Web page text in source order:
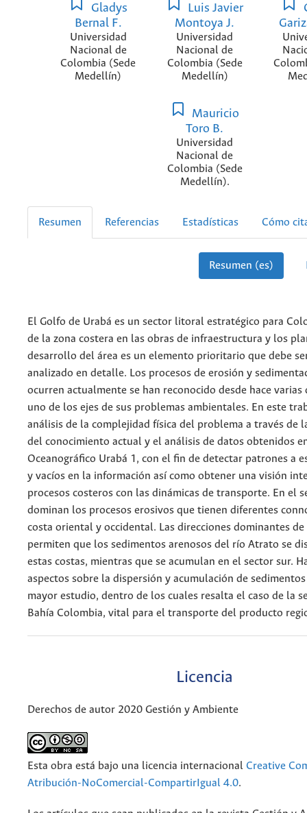
Gladys
Bernal F.
Universidad
Nacional de
Colombia (Sede
Medellín)
Luis Javier
Montoya J.
Universidad
Nacional de
Colombia (Sede
Medellín)
Mauricio
Toro B.
Universidad
Nacional de
Colombia (Sede
Medellín).
Resumen Referencias Estadísticas Cómo
Resumen (es)
El Golfo de Urabá es un sector litoral estratégico para
de la zona costera en las obras de infraestructura y los
desarrollo del área es un elemento prioritario que debe
analizado en detalle. Los procesos de erosión y
ocurren actualmente se han reconocido desde hace varias
uno de los ejes de sus problemas ambientales. En este
análisis de la complejidad física del problema a través de
del conocimiento actual y el análisis de datos obtenidos
Oceanográfico Urabá 1, con el fin de detectar patrones a
y vacíos en la información así como obtener una visión
procesos costeros con las dinámicas de transporte. En el
dominan los procesos erosivos que tienen diferentes
costa oriental y occidental. Las direcciones dominantes
permiten que los sedimentos arenosos del río Atrato se
estas costas, mientras que se acumulan en el sector sur.
aspectos sobre la dispersión y acumulación de
mayor estudio, dentro de los cuales resalta el caso de la
Bahía Colombia, vital para el transporte del producto
Licencia
Derechos de autor 2020 Gestión y Ambiente
Esta obra está bajo una licencia internacional Creative
Atribución-NoComercial-CompartirIgual 4.0.